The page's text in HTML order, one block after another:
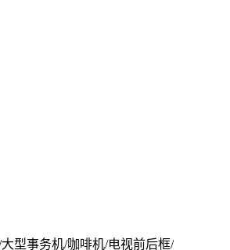
型事务机/咖啡机/电视前后框/